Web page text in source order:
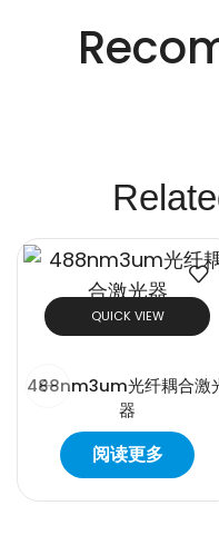
创新的
QUICK VIEW
488nm3um光纤耦合激
器
阅读更多